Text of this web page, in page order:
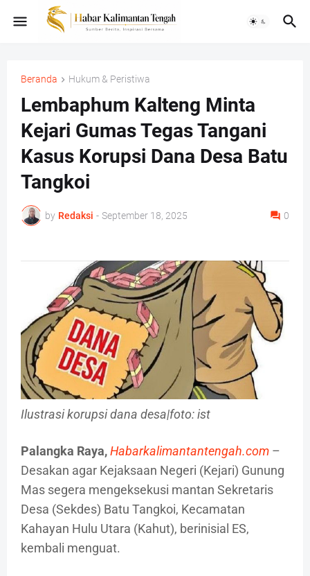
Beranda Hukum & Peristiwa
Lembaphum Kalteng Minta
Kejari Gumas Tegas Tangani
Kasus Korupsi Dana Desa Batu
Tangkoi
by Redaksi - September 18, 2025 0
Ilustrasi korupsi dana desa|foto: ist
Palangka Raya,Habarkalimantantengah.com –
Desakan agar Kejaksaan Negeri (Kejari) Gunung
Mas segera mengeksekusi mantan Sekretaris
Desa (Sekdes) Batu Tangkoi, Kecamatan
Kahayan Hulu Utara (Kahut), berinisial ES,
kembali menguat.